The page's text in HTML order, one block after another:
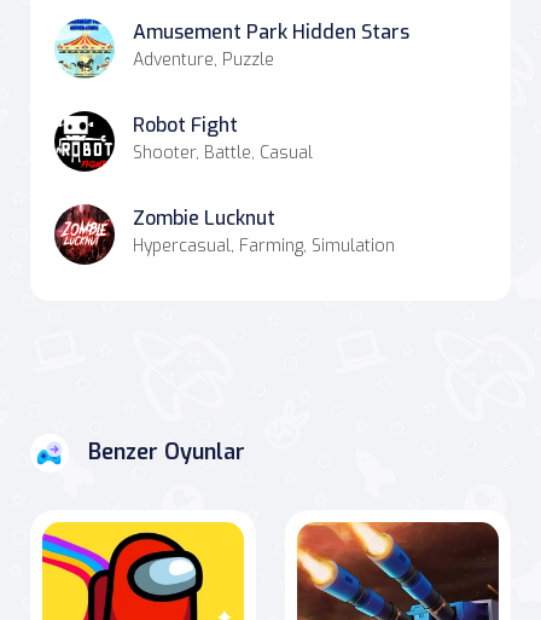
Amusement Park Hidden Stars
Adventure, Puzzle
Robot Fight
Shooter, Battle, Casual
Zombie Lucknut
Hypercasual, Farming, Simulation
Benzer Oyunlar